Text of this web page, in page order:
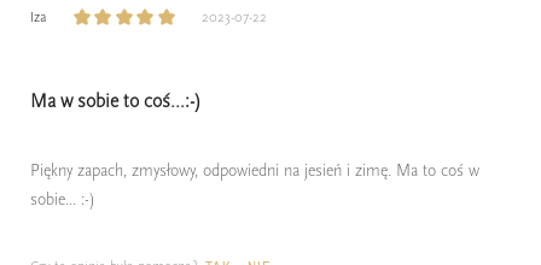
Iza 2023-07-22
Ma w sobie to coś...:-)
Piękny zapach, zmysłowy, odpowiedni na jesień i zimę. Ma to coś w
sobie... :-)